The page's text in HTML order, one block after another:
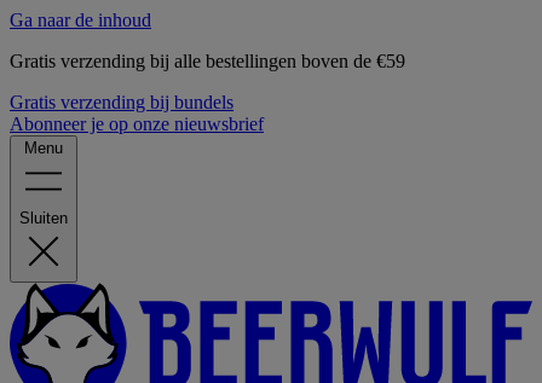
Ga naar de inhoud
Gratis verzending bij alle bestellingen boven de €59
Gratis verzending bij bundels
Abonneer je op onze nieuwsbrief
Menu
Sluiten